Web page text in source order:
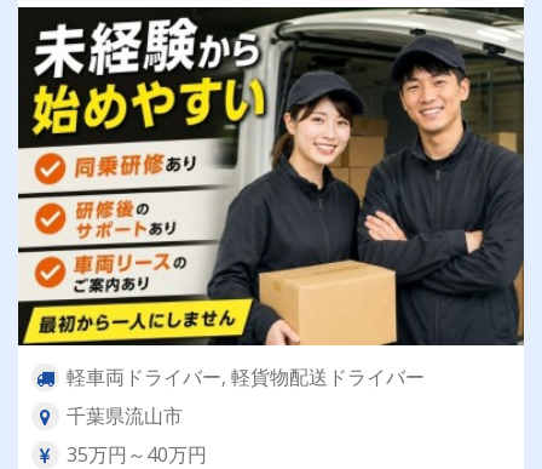
軽車両ドライバー, 軽貨物配送ドライバー
千葉県流山市
35万円～40万円